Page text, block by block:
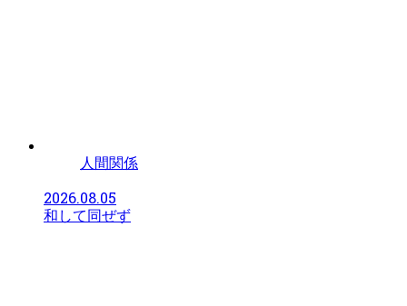
人間関係
2026.08.05
和して同ぜず